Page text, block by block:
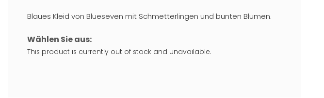
Blaues Kleid von Blueseven mit Schmetterlingen und bunten Blumen.
Wählen Sie aus:
This product is currently out of stock and unavailable.